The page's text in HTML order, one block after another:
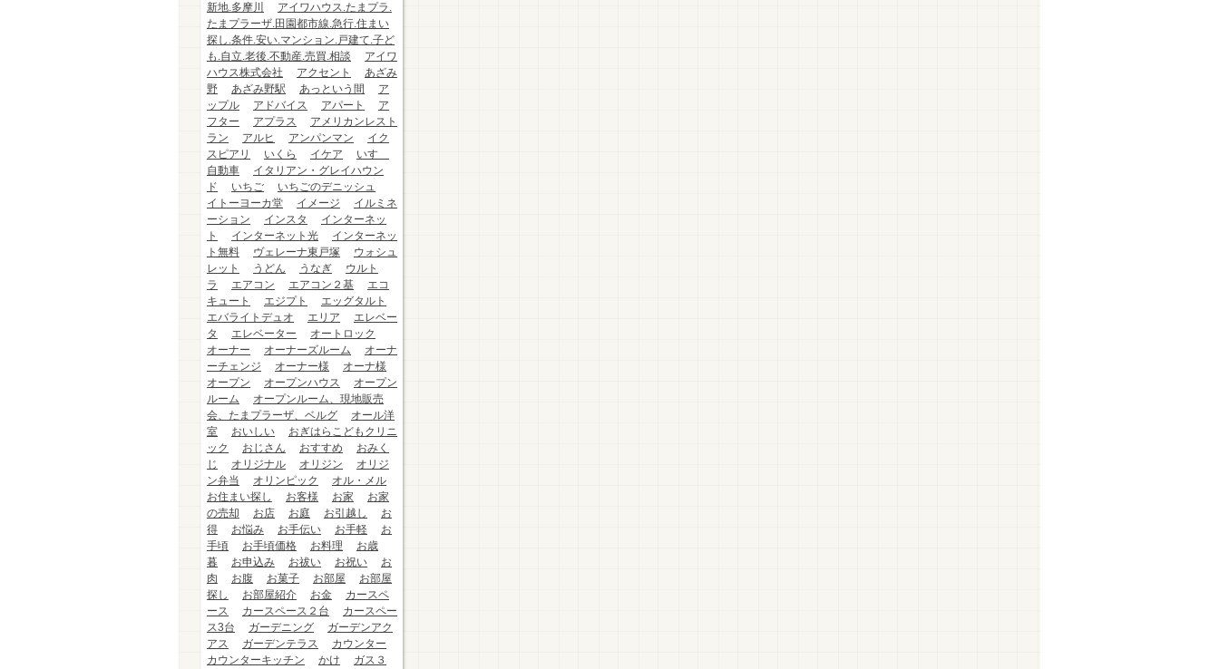
新地.多摩川
アイワハウス.たまプラ.
たまプラーザ.田園都市線.急行.住まい
探し.条件.安い.マンション.戸建て.子ど
も.自立.老後.不動産.売買.相談
アイワ
ハウス株式会社
アクセント
あざみ
野
あざみ野駅 あっという間
ア
ップル
アドバイス アパート
ア
フター
アプラス
アメリカンレスト
ラン
アルヒ アンパンマン
イク
スピアリ
いくら イケア
いすゞ
自動車
イタリアン・グレイハウン
ド
いちご
いちごのデニッシュ
イトーヨーカ堂
イメージ
イルミネ
ーション
インスタ
インターネッ
ト
インターネット光
インターネッ
ト無料
ヴェレーナ東戸塚
ウォシュ
レット
うどん うなぎ
ウルト
ラ
エアコン エアコン２基
エコ
キュート
エジプト
エッグタルト
エバライトデュオ
エリア
エレベー
タ
エレベーター
オートロック
オーナー
オーナーズルーム
オーナ
ーチェンジ
オーナー様
オーナ様
オープン
オープンハウス
オープン
ルーム
オープンルーム、現地販売
会、たまプラーザ、ベルグ
オール洋
室
おいしい
おぎはらこどもクリニ
ック
おじさん おすすめ
おみく
じ
オリジナル オリジン
オリジ
ン弁当
オリンピック
オル・メル
お住まい探し
お客様 お家
お家
の売却
お店 お庭 お引越し
お
得
お悩み お手伝い お手軽
お
手頃
お手頃価格 お料理
お歳
暮
お申込み お祓い お祝い
お
肉
お腹 お菓子 お部屋
お部屋
探し
お部屋紹介 お金
カースペ
ース
カースペース２台
カースペー
ス3台
ガーデニング
ガーデンアク
アス
ガーデンテラス
カウンター
カウンターキッチン
かけ
ガス３